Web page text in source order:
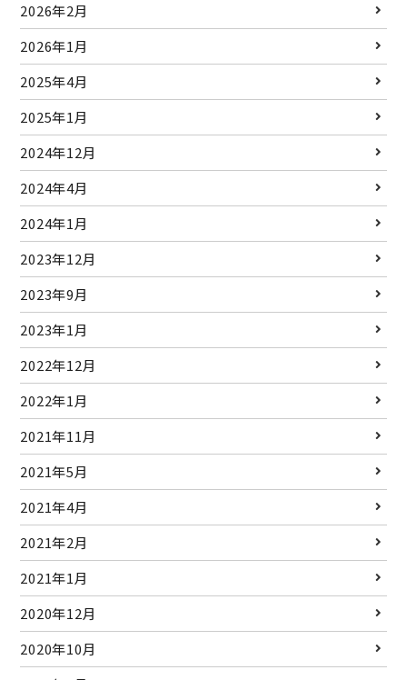
2026年2月
2026年1月
2025年4月
2025年1月
2024年12月
2024年4月
2024年1月
2023年12月
2023年9月
2023年1月
2022年12月
2022年1月
2021年11月
2021年5月
2021年4月
2021年2月
2021年1月
2020年12月
2020年10月